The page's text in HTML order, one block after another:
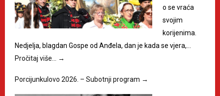
o se vraća
svojim
korijenima.
Nedjelja, blagdan Gospe od Anđela, dan je kada se vjera,…
Pročitaj više…
→
Porcijunkulovo 2026. – Subotnji program →